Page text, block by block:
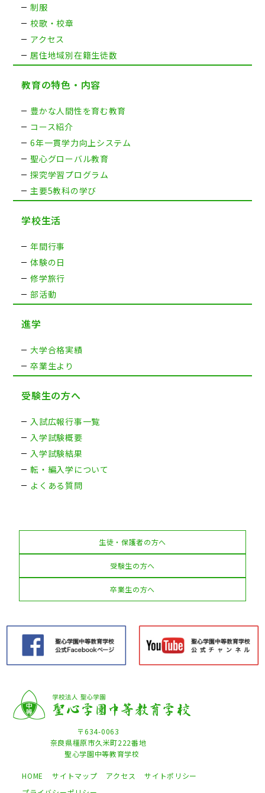
制服
校歌・校章
アクセス
居住地域別在籍生徒数
教育の特色・内容
豊かな人間性を育む教育
コース紹介
6年一貫学力向上システム
聖心グローバル教育
探究学習プログラム
主要5教科の学び
学校生活
年間行事
体験の日
修学旅行
部活動
進学
大学合格実績
卒業生より
受験生の方へ
入試広報行事一覧
入学試験概要
入学試験結果
転・編入学について
よくある質問
生徒・保護者の方へ
受験生の方へ
卒業生の方へ
HOME サイトマップ アクセス
サイトポリシー
〒634-0063
奈良県橿原市久米町222番地
聖心学園中等教育学校